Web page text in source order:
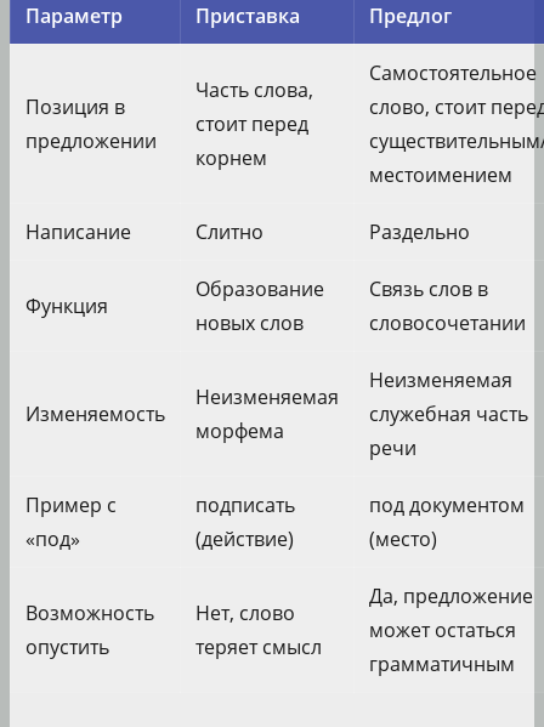
Параметр Приставка Предлог
Позиция в
предложении
Часть слова,
стоит перед
корнем
Самостоятельное
слово, стоит
местоимением
Написание Слитно Раздельно
Функция
Образование
новых слов
Связь слов в
словосочетании
Изменяемость
Неизменяемая
морфема
Неизменяемая
служебная часть
речи
Пример с
«под»
подписать
(действие)
под документом
(место)
Возможность
опустить
Нет, слово
теряет смысл
Да, предложение
может остаться
грамматичным